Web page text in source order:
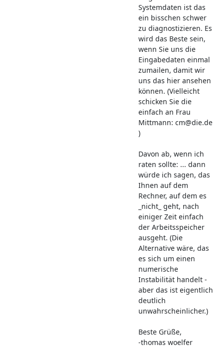
Systemdaten ist das
ein bisschen schwer
zu diagnostizieren. Es
wird das Beste sein,
wenn Sie uns die
Eingabedaten einmal
zumailen, damit wir
uns das hier ansehen
können. (Vielleicht
schicken Sie die
einfach an Frau
Mittmann: cm@die.de
)
Davon ab, wenn ich
raten sollte: ... dann
würde ich sagen, das
Ihnen auf dem
Rechner, auf dem es
_nicht_ geht, nach
einiger Zeit einfach
der Arbeitsspeicher
ausgeht. (Die
Alternative wäre, das
es sich um einen
numerische
Instabilität handelt -
aber das ist eigentlich
deutlich
unwahrscheinlicher.)
Beste Grüße,
-thomas woelfer